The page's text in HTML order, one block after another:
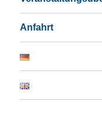
Anfahrt